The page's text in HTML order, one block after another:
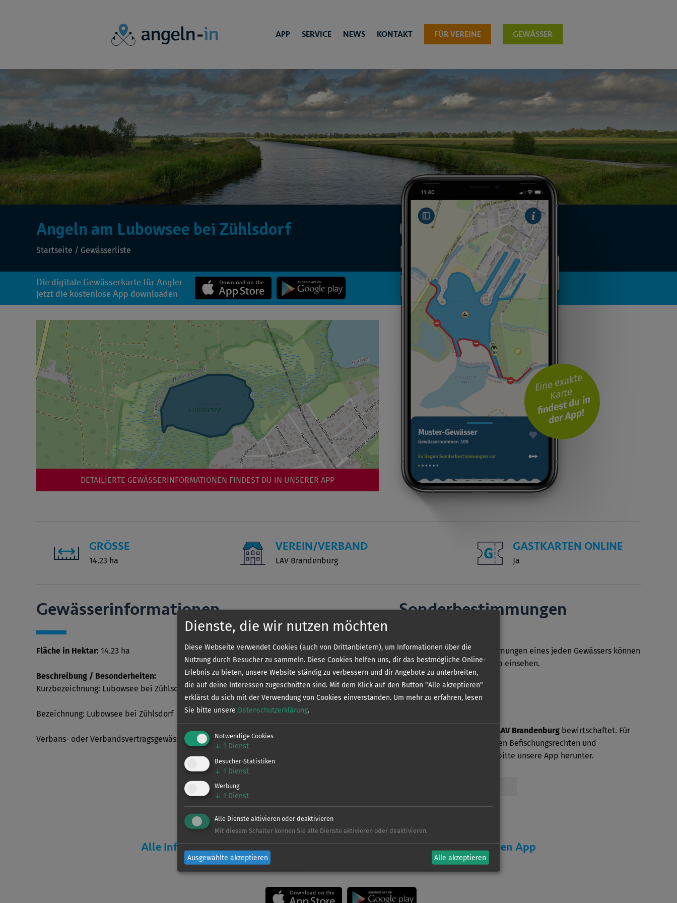
APP SERVICE NEWS KONTAKT FÜR VEREINE GEWÄSSER
Angeln am Lubowsee bei Zühlsdorf
Startseite / Gewässerliste
Eine exakte
Karte
findest du in
der App!
Die digitale Gewässerkarte für Angler –
jetzt die kostenlose App downloaden
DETAILIERTE GEWÄSSERINFORMATIONEN FINDEST DU IN UNSERER APP
GRÖSSE
14.23 ha
VEREIN/VERBAND
LAV Brandenburg
GASTKARTEN ONLINE
Ja
Gewässer­informationen
Fläche in Hektar: 14.23 ha
Beschreibung / Besonderheiten:
Kurzbezeichnung: Lubowsee bei Zühlsdorf
Bezeichnung: Lubowsee bei Zühlsdorf
Verbans- oder Verbandsvertragsgewässer: Verbandsgewässer
Sonder­bestimmungen
Die genauen Sonderbestimmungen eines jeden Gewässers können
Sie kostenlos in unserer App einsehen.
Verein
LAV Brandenburg bewirtschaftet. Für
weitere Informationen zu den Befischungsrechten und
Regelungen laden Sie sich bitte unsere App herunter.
Alle Informationen und Sonderbestimmungen findet ihr in der kostenlosen App
Dienste, die wir nutzen möchten
Diese Webseite verwendet Cookies (auch von Drittanbietern), um Informationen über die
Nutzung durch Besucher zu sammeln. Diese Cookies helfen uns, dir das bestmögliche Online-
Erlebnis zu bieten, unsere Website ständig zu verbessern und dir Angebote zu unterbreiten,
die auf deine Interessen zugeschnitten sind. Mit dem Klick auf den Button "Alle akzeptieren"
erklärst du sich mit der Verwendung von Cookies einverstanden. Um mehr zu erfahren, lesen
Sie bitte unsere Datenschutzerklärung.
Notwendige Cookies
↓ 1 Dienst
Besucher-Statistiken
↓ 1 Dienst
Werbung
↓ 1 Dienst
Alle Dienste aktivieren oder deaktivieren
Mit diesem Schalter können Sie alle Dienste aktivieren oder deaktivieren.
Ausgewählte akzeptieren Alle akzeptieren